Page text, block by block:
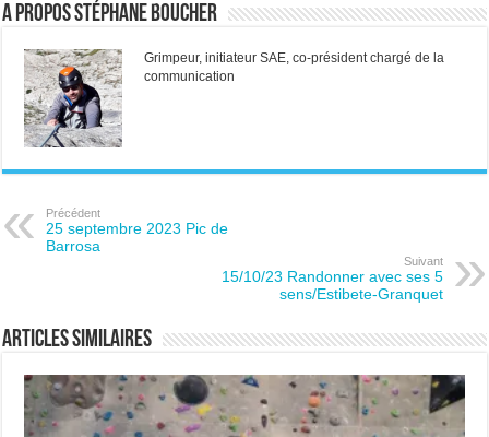
A propos Stéphane Boucher
Grimpeur, initiateur SAE, co-président chargé de la
communication
Précédent
25 septembre 2023 Pic de
Barrosa
Suivant
15/10/23 Randonner avec ses 5
sens/Estibete-Granquet
Articles similaires